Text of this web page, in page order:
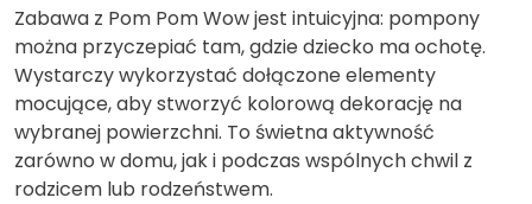
Zabawa z Pom Pom Wow jest intuicyjna: pompony
można przyczepiać tam, gdzie dziecko ma ochotę.
Wystarczy wykorzystać dołączone elementy
mocujące, aby stworzyć kolorową dekorację na
wybranej powierzchni. To świetna aktywność
zarówno w domu, jak i podczas wspólnych chwil z
rodzicem lub rodzeństwem.